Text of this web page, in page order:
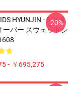
HYUNJIN - 5 スタ
ーバー スウェットシ
- ￥695,275
-20%